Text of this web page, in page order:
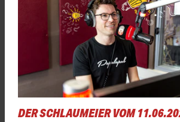
DER SCHLAUMEIER VOM